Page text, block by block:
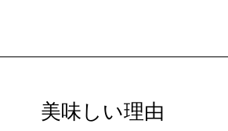
美味しい理由